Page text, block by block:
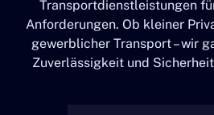
Transportdienstleistungen
Anforderungen. Ob kleiner
gewerblicher Transport – wir
Zuverlässigkeit und